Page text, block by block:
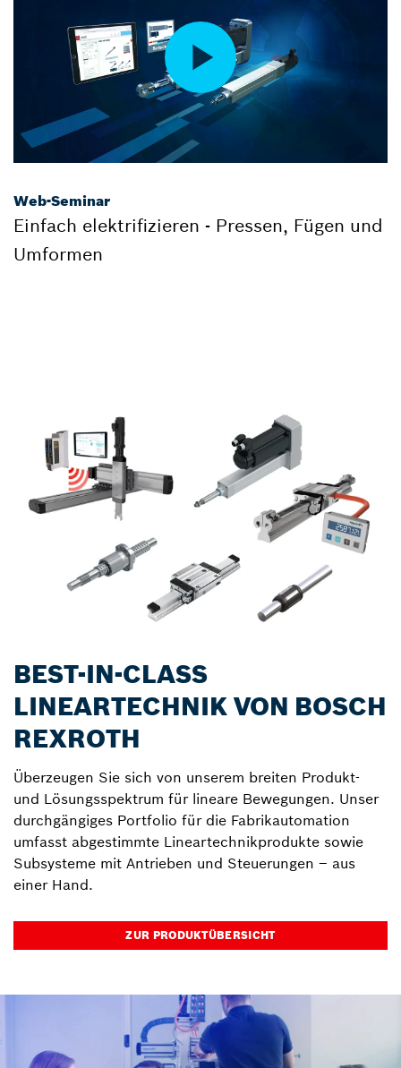
Web-Seminar
Einfach elektrifizieren - Pressen, Fügen und
Umformen
BEST-IN-CLASS
LINEARTECHNIK VON BOSCH
REXROTH
Überzeugen Sie sich von unserem breiten Produkt-
und Lösungsspektrum für lineare Bewegungen. Unser
durchgängiges Portfolio für die Fabrikautomation
umfasst abgestimmte Lineartechnikprodukte sowie
Subsysteme mit Antrieben und Steuerungen – aus
einer Hand.
ZUR PRODUKTÜBERSICHT